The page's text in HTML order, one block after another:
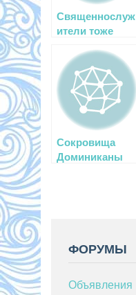
Священнослуж
ители тоже
подводную
охоту
Сокровища
Доминиканы
ФОРУМЫ
Объявления